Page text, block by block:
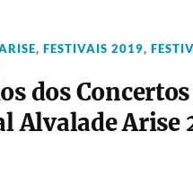
, FESTIVAIS 2019,
dos
Alvalade Arise